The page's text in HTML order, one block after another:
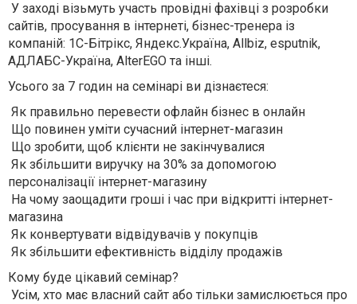
У заході візьмуть участь провідні фахівці з розробки
сайтів, просування в інтернеті, бізнес-тренера із
компаній: 1С-Бітрікс, Яндекс.Україна, Allbiz, esputnik,
АДЛАБС-Україна, AlterEGO та інші.
Усього за 7 годин на семінарі ви дізнаєтеся:
Як правильно перевести офлайн бізнес в онлайн
Що повинен уміти сучасний інтернет-магазин
Що зробити, щоб клієнти не закінчувалися
Як збільшити виручку на 30% за допомогою
персоналізації інтернет-магазину
На чому заощадити гроші і час при відкритті інтернет-
магазина
Як конвертувати відвідувачів у покупців
Як збільшити ефективність відділу продажів
Кому буде цікавий семінар?
Усім, хто має власний сайт або тільки замислюється про